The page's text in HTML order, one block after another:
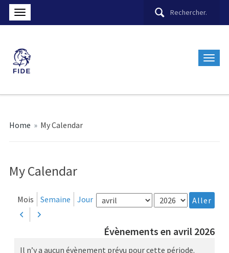
Home » My Calendar
My Calendar
Mois Semaine Jour Mois
Année
Précédent
Suivant
Évènements en avril 2026
Il n’y a aucun évènement prévu pour cette période.